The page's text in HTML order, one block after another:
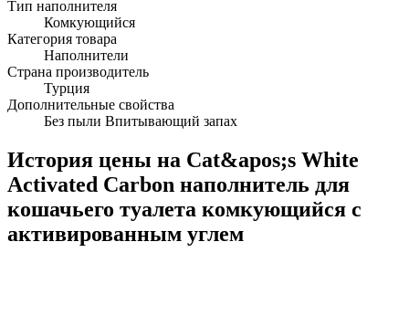
Тип наполнителя
Комкующийся
Категория товара
Наполнители
Страна производитель
Турция
Дополнительные свойства
Без пыли Впитывающий запах
История цены на Cat&apos;s White
Activated Carbon наполнитель для
кошачьего туалета комкующийся с
активированным углем